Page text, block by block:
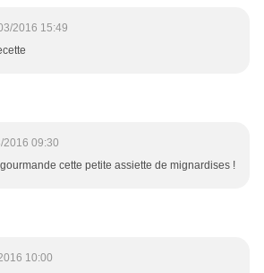
2016 15:49
2016 09:30
cette petite assiette de mignardises !
10:00